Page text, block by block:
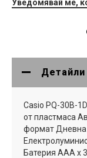
Уведомявай ме,
Детайли
Casio PQ-30B-
от пластмаса
формат Дневна
Батерия AAA x